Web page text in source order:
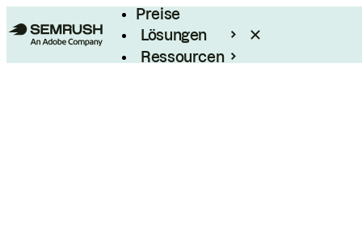
Preise
Lösungen
Ressourcen